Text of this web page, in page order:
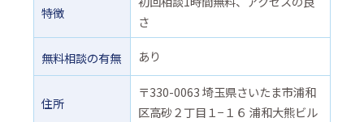
特徴
さ
無料相談の有無 あり
住所
〒330-0063 埼玉県さいたま市浦和
区高砂２丁目１−１６ 浦和大熊ビル